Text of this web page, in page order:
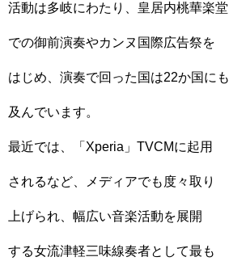
活動は多岐にわたり、皇居内桃華楽堂
での御前演奏やカンヌ国際広告祭を
はじめ、演奏で回った国は22か国にも
及んでいます。
最近では、「Xperia」TVCMに起用
されるなど、メディアでも度々取り
上げられ、幅広い音楽活動を展開
する女流津軽三味線奏者として最も